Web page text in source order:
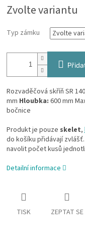
cena:
Zvolte variantu
Typ zámku
Rozvaděčová skříň SR
mm Hloubka: 600 mm
bočnice
Produkt je pouze skelet,
do košíku přidávají
navolit počet kusů
Detailní informace
TISK ZEPTAT SE